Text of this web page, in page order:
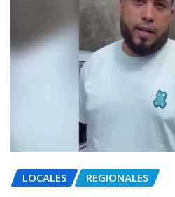
LOCALES REGIONALES